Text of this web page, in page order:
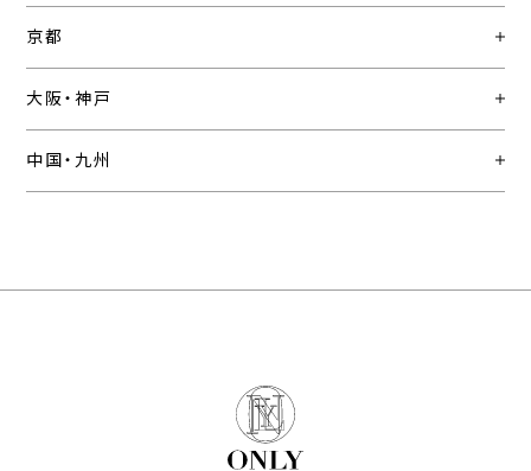
京都
大阪・神戸
中国・九州